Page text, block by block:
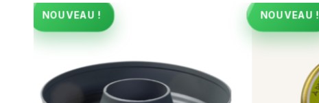
NOUVEAU ! NOUVEAU !